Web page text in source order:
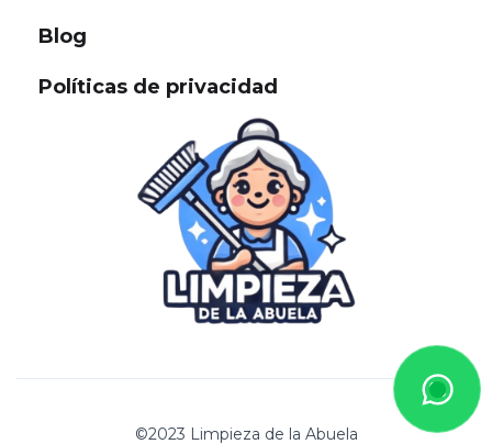
Blog
Políticas de privacidad
©2023 Limpieza de la Abuela